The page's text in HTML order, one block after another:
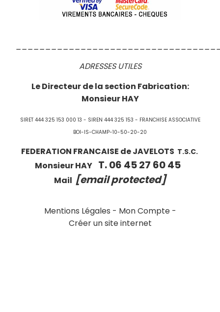
ADRESSES UTILES
Le Directeur de la section Fabrication:
Monsieur HAY
SIRET 444 325 153 000 13 - SIREN 444 325 153 - FRANCHISE ASSOCIATIVE
BOI-IS-CHAMP-10-50-20-20
FEDERATION FRANCAISE de JAVELOTS T.S.C.
Monsieur HAY T. 06 45 27 60 45
Mail [email protected]
Mentions Légales
Mon Compte
Créer un site internet